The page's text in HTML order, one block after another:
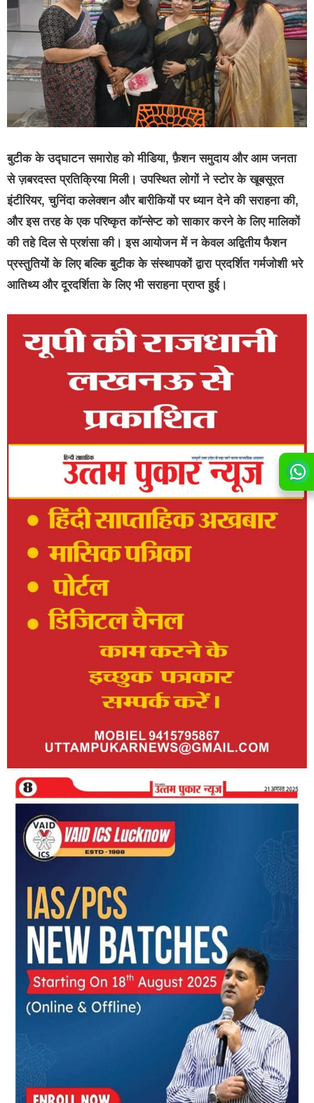
बुटीक के उद्घाटन समारोह को मीडिया, फ़ैशन समुदाय और आम जनता
से ज़बरदस्त प्रतिक्रिया मिली। उपस्थित लोगों ने स्टोर के खूबसूरत
इंटीरियर, चुनिंदा कलेक्शन और बारीकियों पर ध्यान देने की सराहना की,
और इस तरह के एक परिष्कृत कॉन्सेप्ट को साकार करने के लिए मालिकों
की तहे दिल से प्रशंसा की। इस आयोजन में न केवल अद्वितीय फैशन
प्रस्तुतियों के लिए बल्कि बुटीक के संस्थापकों द्वारा प्रदर्शित गर्मजोशी भरे
आतिथ्य और दूरदर्शिता के लिए भी सराहना प्राप्त हुई।